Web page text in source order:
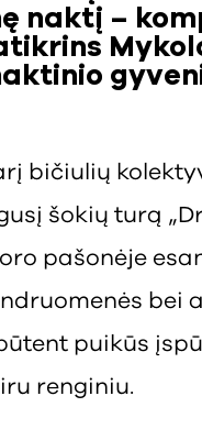
naktį –
bičiulių
šokių turą
pašonėje
bei
puikūs
renginiu.